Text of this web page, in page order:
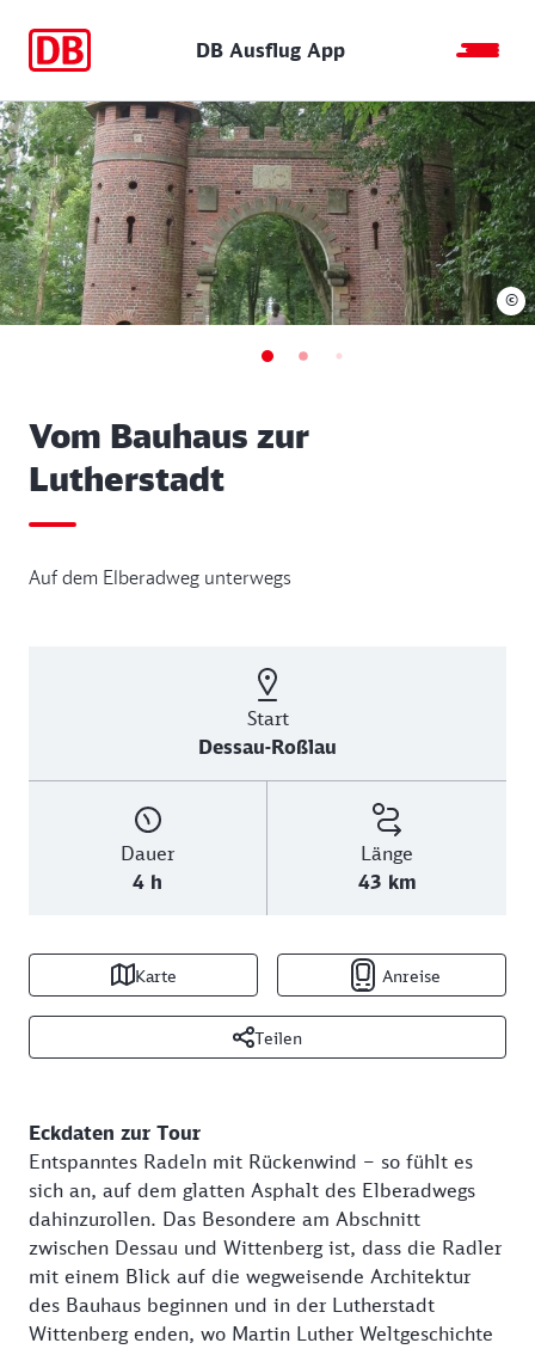
DB Ausflug App
Vom Bauhaus zur
Lutherstadt
Auf dem Elberadweg unterwegs
Start
Dessau-Roßlau
Dauer
4 h
Länge
43 km
Karte Anreise
Teilen
©
Eckdaten zur Tour
Entspanntes Radeln mit Rückenwind – so fühlt es
sich an, auf dem glatten Asphalt des Elberadwegs
dahinzurollen. Das Besondere am Abschnitt
zwischen Dessau und Wittenberg ist, dass die Radler
mit einem Blick auf die wegweisende Architektur
des Bauhaus beginnen und in der Lutherstadt
Wittenberg enden, wo Martin Luther Weltgeschichte